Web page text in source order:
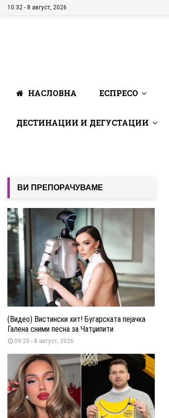
10:32 - 8 август, 2026
НАСЛОВНА ЕСПРЕСО
ДЕСТИНАЦИИ И ДЕГУСТАЦИИ
ВИ ПРЕПОРАЧУВАМЕ
(Видео) Вистински хит! Бугарската пејачка
Галена сними песна за Чатџипити
09:20 - 8 август, 2026